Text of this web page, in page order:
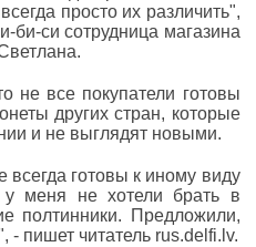
просто их различить",
би-си сотрудница магазина
не все покупатели готовы
других стран, которые
и не выглядят новыми.
готовы к иному виду
у меня не хотели брать в
полтинники. Предложили,
- пишет читатель rus.delfi.lv.